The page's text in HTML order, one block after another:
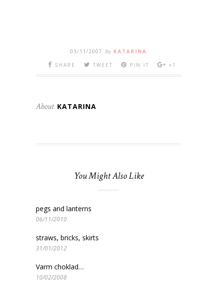
03/11/2007 By KATARINA
SHARE
TWEET PIN IT +1
About KATARINA
You Might Also Like
pegs and lanterns
06/11/2010
straws, bricks, skirts
31/01/2012
Varm choklad…
10/02/2008